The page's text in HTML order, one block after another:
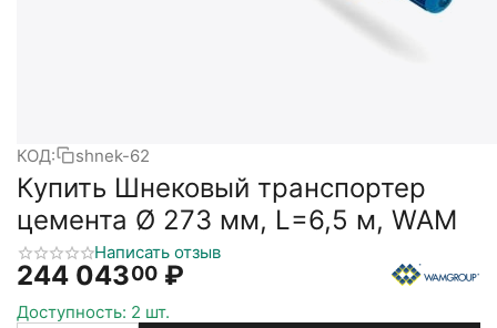
КОД: shnek-62
Купить Шнековый транспортер
цемента Ø 273 мм, L=6,5 м, WAM
Написать отзыв
244 04300 ₽
Доступность: 2 шт.